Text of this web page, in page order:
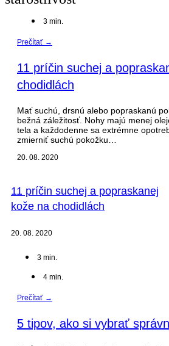
3 min.
Prečítať →
11 príčin suchej a
chodidlách
Mať suchú, drsnú alebo popraskanú
bežná záležitosť. Nohy majú menej
tela a každodenne sa extrémne
zmierniť suchú pokožku…
20. 08. 2020
11 príčin suchej a popraskanej
kože na chodidlách
20. 08. 2020
3 min.
4 min.
Prečítať →
5 tipov, ako si vybrať